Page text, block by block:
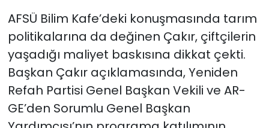
AFSÜ Bilim Kafe’deki konuşmasında tarım
politikalarına da değinen Çakır, çiftçilerin
yaşadığı maliyet baskısına dikkat çekti.
Başkan Çakır açıklamasında, Yeniden
Refah Partisi Genel Başkan Vekili ve AR-
GE’den Sorumlu Genel Başkan